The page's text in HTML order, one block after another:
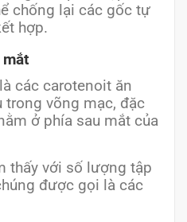
chống lại các gốc tự
hợp.
các carotenoit ăn
trong võng mạc, đặc
ở phía sau mắt của
thấy với số lượng tập
được gọi là các